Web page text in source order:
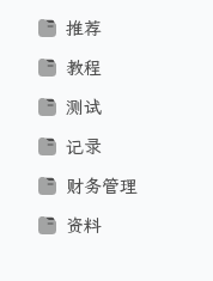
推荐
教程
测试
记录
财务管理
资料